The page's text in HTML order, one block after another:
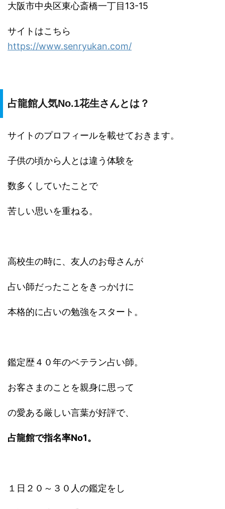
大阪市中央区東心斎橋一丁目13-15
サイトはこちら
https://www.senryukan.com/
占龍館人気No.1花生さんとは？
サイトのプロフィールを載せておきます。
子供の頃から人とは違う体験を
数多くしていたことで
苦しい思いを重ねる。
高校生の時に、友人のお母さんが
占い師だったことをきっかけに
本格的に占いの勉強をスタート。
鑑定歴４０年のベテラン占い師。
お客さまのことを親身に思って
の愛ある厳しい言葉が好評で、
占龍館で指名率No1。
１日２０～３０人の鑑定をし